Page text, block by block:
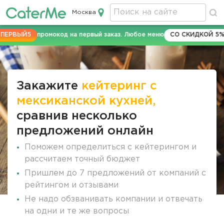
Кейтеринг в Москве
Москва
промокод на первый заказ. Любое меню СО СКИДКОЙ 5%
Строка
Закажите кейтеринг с
мексиканской кухней,
сравнив несколько
предложений онлайн
Поможем определиться с кейтерингом и
рассчитаем точный бюджет
Пришлем до 7 предложений от компаний с
рейтингом и отзывами
Не надо обзванивать компании и отвечать
на одни и те же вопросы